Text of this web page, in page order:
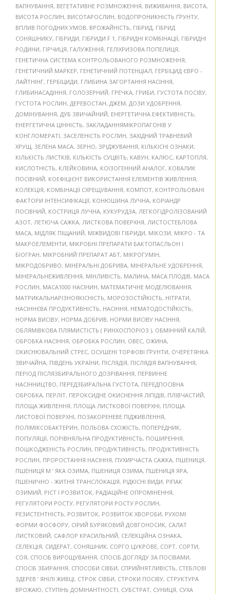
ВАПНУВАННЯ, ВЕГЕТАТИВНЕ РОЗМНОЖЕННЯ, ВИЖИВАННЯ, ВИСОТА,
ВИСОТА РОСЛИН, ВИСОТАРОСЛИН, ВОДОПРОНИКНІСТЬ ҐРУНТУ,
ВПЛИВ ПОГОДНИХ УМОВ, ВРОЖАЙНІСТЬ, ГІБРИД, ГІБРИД
СОНЯШНИКУ, ГІБРИДИ, ГІБРИДИ F 1 , ГІБРИДНІ КОМБІНАЦІЇ, ГІБРИДНІ
РОДИНИ, ГІРЧИЦЯ, ГАЛУЖЕННЯ, ГЕЛІХРИЗОВА ПОПЕЛИЦЯ,
ГЕНЕТИЧНА СИСТЕМА КОНТРОЛЬОВАНОГО РОЗМНОЖЕННЯ,
ГЕНЕТИЧНИЙ МАРКЕР, ГЕНЕТИЧНИЙ ПОТЕНЦІАЛ, ГЕРБІЦИД ЄВРО -
ЛАЙТНІНГ, ГЕРБІЦИДИ, ГЛИБИНА ЗАГОРТАННЯ НАСІННЯ,
ГЛИБИНАСАДІННЯ, ГОЛОЗЕРНИЙ, ГРЕЧКА, ГРИБИ, ГУСТОТА ПОСІВУ,
ГУСТОТА РОСЛИН, ДЕРЕВОСТАН, ДЖЕМ, ДОЗИ УДОБРЕННЯ,
ДОМІНУВАННЯ, ДУБ ЗВИЧАЙНИЙ, ЕНЕРГЕТИЧНА ЕФЕКТИВНІСТЬ,
ЕНЕРГЕТИЧНА ЦІННІСТЬ, ЗАКЛАДАННЯМІКРОПАГОНІВ У
КОНГЛОМЕРАТІ, ЗАСЕЛЕНІСТЬ РОСЛИН, ЗАХІДНИЙ ТРАВНЕВИЙ
ХРУЩ, ЗЕЛЕНА МАСА, ЗЕРНО, ЗРІДЖУВАННЯ, КІЛЬКІСНІ ОЗНАКИ,
КІЛЬКІСТЬ ЛИСТКІВ, КІЛЬКІСТЬ СУЦВІТЬ, КАВУН, КАЛЮС, КАРТОПЛЯ,
КИСЛОТНІСТЬ, КЛЕЙКОВИНА, КОІЗОГЕННИЙ АНАЛОГ, КОВАЛИК
ПОСІВНИЙ, КОЕФІЦІЄНТ ВИКОРИСТАННЯ ЕЛЕМЕНТІВ ЖИВЛЕННЯ,
КОЛЕКЦІЯ, КОМБІНАЦІЇ СХРЕЩУВАННЯ, КОМПОТ, КОНТРОЛЬОВАНІ
ФАКТОРИ ІНТЕНСИФІКАЦІЇ, КОНЮШИНА ЛУЧНА, КОРІАНДР
ПОСІВНИЙ, КОСТРИЦЯ ЛУЧНА, КУКУРУДЗА, ЛЕГКОГІДРОЛІЗОВАНИЙ
АЗОТ, ЛЕТЮЧА САЖКА, ЛИСТКОВА ПОВЕРХНЯ, ЛИСТОСТЕБЛОВА
МАСА, МІДЛЯК ПІЩАНИЙ, МІЖВИДОВІ ГІБРИДИ, МІКОЗИ, МІКРО - ТА
МАКРОЕЛЕМЕНТИ, МІКРОБНІ ПРЕПАРАТИ БАКТОПАСЛЬОН І
БІОГРАН, МІКРОБНИЙ ПРЕПАРАТ АБТ, МІКРОГУМІН,
МІКРОДОБРИВО, МІНЕРАЛЬНІ ДОБРИВА, МІНЕРАЛЬНЕ УДОБРЕННЯ,
МІНЕРАЛЬНЕЖИВЛЕННЯ, МІНЛИВІСТЬ, МАЛИНА, МАСА ПЛОДІВ, МАСА
РОСЛИН, МАСА1000 НАСІНИН, МАТЕМАТИЧНЕ МОДЕЛЮВАННЯ,
МАТРИКАЛЬНАРІЗНОЯКІСНІСТЬ, МОРОЗОСТІЙКІСТЬ, НІТРАТИ,
НАСІННЄВА ПРОДУКТИВНІСТЬ, НАСІННЯ, НЕМАТОДОСТІЙКІСТЬ,
НОРМА ВИСІВУ, НОРМА ДОБРИВ, НОРМИ ВИСІВУ НАСІННЯ,
ОБЛЯМІВКОВА ПЛЯМИСТІСТЬ ( РИНХОСПОРІОЗ ), ОБМІННИЙ КАЛІЙ,
ОБРОБКА НАСІННЯ, ОБРОБКА РОСЛИН, ОВЕС, ОЖИНА,
ОКИСНЮВАЛЬНИЙ СТРЕС, ОСУШЕНІ ТОРФОВІ ҐРУНТИ, ОЧЕРЕТЯНКА
ЗВИЧАЙНА, ПІВДЕНЬ УКРАЇНИ, ПІСЛЯДІЯ, ПІСЛЯДІЯ ВАПНУВАННЯ,
ПЕРІОД ПІСЛЯЗБИРАЛЬНОГО ДОЗРІВАННЯ, ПЕРВИННЕ
НАСІННИЦТВО, ПЕРЕДЗБИРАЛЬНА ГУСТОТА, ПЕРЕДПОСІВНА
ОБРОБКА, ПЕРЛІТ, ПЕРОКСИДНЕ ОКИСНЕННЯ ЛІПІДІВ, ПЛІВЧАСТИЙ,
ПЛОЩА ЖИВЛЕННЯ, ПЛОЩА ЛИСТКОВОЇ ПОВЕРХНІ, ПЛОЩА
ЛИСТОВОЇ ПОВЕРХНІ, ПОЗАКОРЕНЕВЕ ПІДЖИВЛЕННЯ,
ПОЛІМІКСОБАКТЕРИН, ПОЛЬОВА СХОЖІСТЬ, ПОПЕРЕДНИК,
ПОПУЛЯЦІЇ, ПОРІВНЯЛЬНА ПРОДУКТИВНІСТЬ, ПОШИРЕННЯ,
ПОШКОДЖЕНІСТЬ РОСЛИН, ПРОДУКТИВНІСТЬ, ПРОДУКТИВНІСТЬ
РОСЛИН, ПРОРОСТАННЯ НАСІННЯ, ПУХИРЧАСТА САЖКА, ПШЕНИЦЯ,
ПШЕНИЦЯ М ’ ЯКА ОЗИМА, ПШЕНИЦЯ ОЗИМА, ПШЕНИЦЯ ЯРА,
ПШЕНИЧНО - ЖИТНЯ ТРАНСЛОКАЦІЯ, РІДКІСНІ ВИДИ, РІПАК
ОЗИМИЙ, РІСТ І РОЗВИТОК, РАДІАЦІЙНЕ ОПРОМІНЕННЯ,
РЕГУЛЯТОРИ РОСТУ, РЕГУЛЯТОРИ РОСТУ РОСЛИН,
РЕЗИСТЕНТНІСТЬ, РОЗВИТОК, РОЗВИТОК ХВОРОБИ, РУХОМІ
ФОРМИ ФОСФОРУ, СІРИЙ БУРЯКОВИЙ ДОВГОНОСИК, САЛАТ
ЛИСТКОВИЙ, САФЛОР КРАСИЛЬНИЙ, СЕЛЕКЦІЙНА ОЗНАКА,
СЕЛЕКЦІЯ, СИДЕРАТ, СОНЯШНИК, СОРГО ЦУКРОВЕ, СОРТ, СОРТИ,
СОЯ, СПОСІБ ВИРОЩУВАННЯ, СПОСІБ ДОГЛЯДУ ЗА ПОСІВАМИ,
СПОСІБ ЗБИРАННЯ, СПОСОБИ СІВБИ, СПРИЙНЯТЛИВІСТЬ, СТЕБЛОВІ
ЗДЕРЕВ ’ ЯНІЛІ ЖИВЦІ, СТРОК СІВБИ, СТРОКИ ПОСІВУ, СТРУКТУРА
ВРОЖАЮ, СТУПІНЬ ДОМІНАНТНОСТІ, СУБСТРАТ, СУНИЦЯ, СУХА